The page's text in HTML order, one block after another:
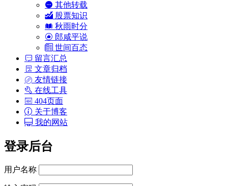
其他转载
股票知识
秋雨时分
郎咸平说
世间百态
留言汇总
文章归档
友情链接
在线工具
404页面
关于博客
我的网站
登录后台
用户名称